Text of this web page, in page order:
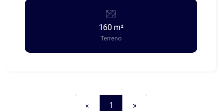
partir de 160,00 metros quadrados, perfeitos
para quem busca uma excelente oportunidade de
investimento ou de morar em uma região
tranquila e com fácil acesso às comodidades da
cidade. Aproveite essa chance de garantir seu
160 m²
Terreno
« 1 »